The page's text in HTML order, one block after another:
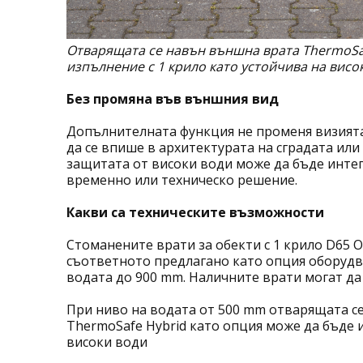
Отварящата се навън външна врата
изпълнение с 1 крило като устойчива на
Без промяна във външния вид
Допълнителната функция не променя
да се впише в архитектурата на сградата
защитата от високи води може да бъде
временно или техническо решение.
Какви са техническите възможности
Стоманените врати за обекти с 1 крило D65
съответното предлагано като опция
водата до 900 mm. Наличните врати могат
При ниво на водата от 500 mm отварящата
ThermoSafe Hybrid като опция може да бъде
високи води